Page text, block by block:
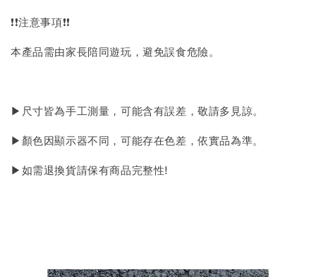
❗❗注意事項❗❗
本產品需由家長陪同遊玩，避免誤食危險。
▶尺寸皆為手工測量，可能含有誤差，敬請多見諒。
▶顏色因顯示器不同，可能存在色差，依實品為準。
▶如需退換貨請保有商品完整性!